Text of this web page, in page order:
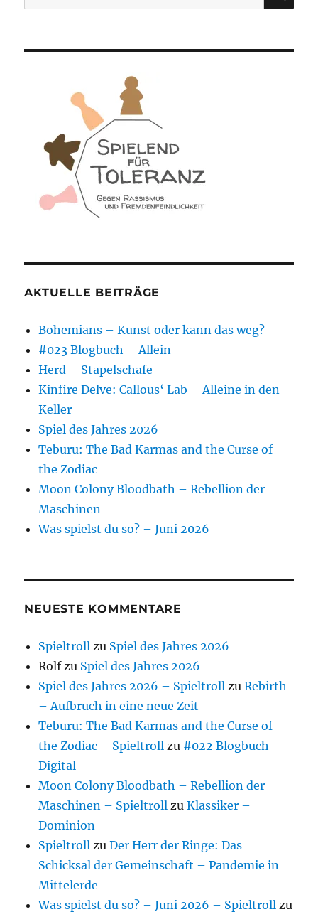
nach:
AKTUELLE BEITRÄGE
Bohemians – Kunst oder kann das weg?
#023 Blogbuch – Allein
Herd – Stapelschafe
Kinfire Delve: Callous‘ Lab – Alleine in den
Keller
Spiel des Jahres 2026
Teburu: The Bad Karmas and the Curse of
the Zodiac
Moon Colony Bloodbath – Rebellion der
Maschinen
Was spielst du so? – Juni 2026
NEUESTE KOMMENTARE
Spieltroll zu Spiel des Jahres 2026
Rolfzu Spiel des Jahres 2026
Spiel des Jahres 2026 – Spieltroll zuRebirth
– Aufbruch in eine neue Zeit
Teburu: The Bad Karmas and the Curse of
the Zodiac – Spieltroll zu #022 Blogbuch –
Digital
Moon Colony Bloodbath – Rebellion der
Maschinen – Spieltroll zuKlassiker –
Dominion
Spieltroll zuDer Herr der Ringe: Das
Schicksal der Gemeinschaft – Pandemie in
Mittelerde
Was spielst du so? – Juni 2026 – Spieltroll zu